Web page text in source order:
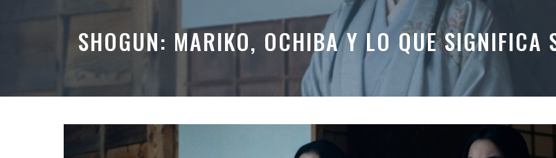
SHOGUN: MARIKO, OCHIBA Y LO QUE SIGNIFICA